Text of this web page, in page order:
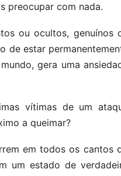
preocupar com nada.
ou ocultos, genuínos
de estar
gera uma
vítimas de um
a queimar?
em todos os cantos
um estado de